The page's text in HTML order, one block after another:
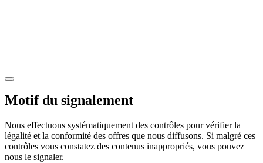
Motif du signalement
Nous effectuons systématiquement des contrôles pour vérifier la
légalité et la conformité des offres que nous diffusons. Si malgré ces
contrôles vous constatez des contenus inappropriés, vous pouvez
nous le signaler.